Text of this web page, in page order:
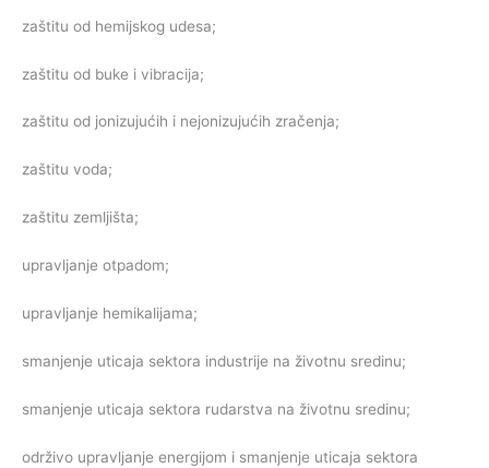
zaštitu od hemijskog udesa;
zaštitu od buke i vibracija;
zaštitu od jonizujućih i nejonizujućih zračenja;
zaštitu voda;
zaštitu zemljišta;
upravljanje otpadom;
upravljanje hemikalijama;
smanjenje uticaja sektora industrije na životnu sredinu;
smanjenje uticaja sektora rudarstva na životnu sredinu;
održivo upravljanje energijom i smanjenje uticaja sektora